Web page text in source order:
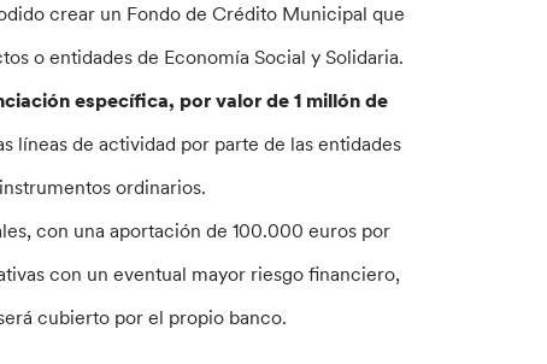
crear un Fondo de Crédito Municipal que
o entidades de Economía Social y Solidaria.
específica, por valor de 1 millón de
líneas de actividad por parte de las entidades
ordinarios.
con una aportación de 100.000 euros por
con un eventual mayor riesgo financiero,
cubierto por el propio banco.